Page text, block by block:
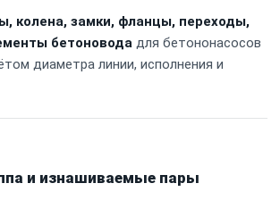
колена, замки, фланцы, переходы,
бетоновода для бетононасосов
диаметра линии, исполнения и
и изнашиваемые пары